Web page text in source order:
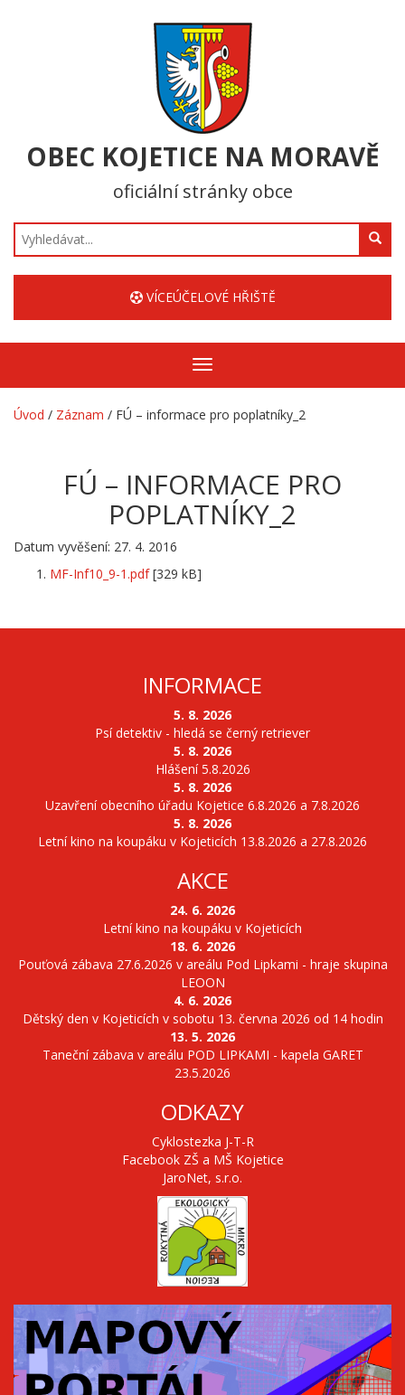
OBEC KOJETICE NA MORAVĚ
oficiální stránky obce
Hledat
VÍCEÚČELOVÉ HŘIŠTĚ
Zobrazit/skrýt
navigaci
Úvod / Záznam / FÚ – informace pro poplatníky_2
FÚ – INFORMACE PRO
POPLATNÍKY_2
Datum vyvěšení: 27. 4. 2016
MF-Inf10_9-1.pdf[329 kB]
INFORMACE
5. 8. 2026
Psí detektiv - hledá se černý retriever
5. 8. 2026
Hlášení 5.8.2026
5. 8. 2026
Uzavření obecního úřadu Kojetice 6.8.2026 a 7.8.2026
5. 8. 2026
Letní kino na koupáku v Kojeticích 13.8.2026 a 27.8.2026
AKCE
24. 6. 2026
Letní kino na koupáku v Kojeticích
18. 6. 2026
Pouťová zábava 27.6.2026 v areálu Pod Lipkami - hraje skupina
LEOON
4. 6. 2026
Dětský den v Kojeticích v sobotu 13. června 2026 od 14 hodin
13. 5. 2026
Taneční zábava v areálu POD LIPKAMI - kapela GARET
23.5.2026
ODKAZY
Cyklostezka J-T-R
Facebook ZŠ a MŠ Kojetice
JaroNet, s.r.o.